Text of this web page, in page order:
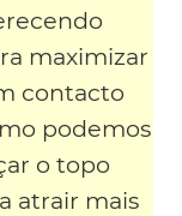
maximizar
contacto
podemos
o topo
atrair mais